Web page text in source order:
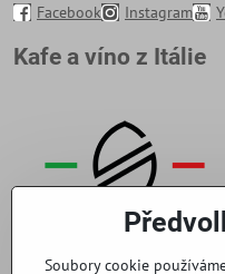
Facebook Instagram
Kafe a víno z Itálie
Soubory cookie